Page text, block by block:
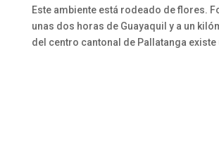
Este ambiente está rodeado de flores.
unas dos horas de Guayaquil y a un
del centro cantonal de Pallatanga existe